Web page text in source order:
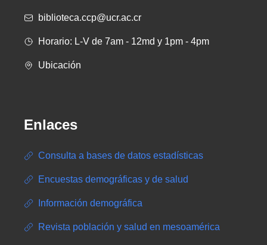
biblioteca.ccp@ucr.ac.cr
Horario: L-V de 7am - 12md y 1pm - 4pm
Ubicación
Enlaces
Consulta a bases de datos estadísticas
Encuestas demográficas y de salud
Información demográfica
Revista población y salud en mesoamérica